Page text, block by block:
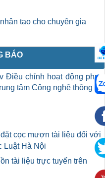
tạo cho chuyên gia
BÁO
Điều chỉnh hoạt động phục
tâm Công nghệ thông tin
cọc mượn tài liệu đối với
Luật Hà Nội
tài liệu trực tuyến trên